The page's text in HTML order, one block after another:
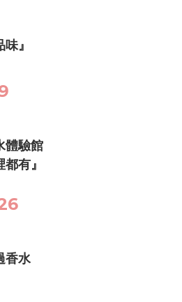
』
體驗館
有』
香水